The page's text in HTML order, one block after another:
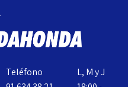
Teléfono
L, M y J